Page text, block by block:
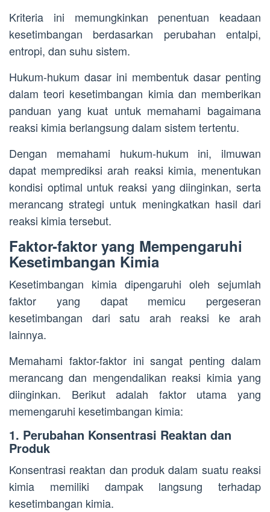
Kriteria ini memungkinkan penentuan keadaan
kesetimbangan berdasarkan perubahan entalpi,
entropi, dan suhu sistem.
Hukum-hukum dasar ini membentuk dasar penting
dalam teori kesetimbangan kimia dan memberikan
panduan yang kuat untuk memahami bagaimana
reaksi kimia berlangsung dalam sistem tertentu.
Dengan memahami hukum-hukum ini, ilmuwan
dapat memprediksi arah reaksi kimia, menentukan
kondisi optimal untuk reaksi yang diinginkan, serta
merancang strategi untuk meningkatkan hasil dari
reaksi kimia tersebut.
Faktor-faktor yang Mempengaruhi
Kesetimbangan Kimia
Kesetimbangan kimia dipengaruhi oleh sejumlah
faktor yang dapat memicu pergeseran
kesetimbangan dari satu arah reaksi ke arah
lainnya.
Memahami faktor-faktor ini sangat penting dalam
merancang dan mengendalikan reaksi kimia yang
diinginkan. Berikut adalah faktor utama yang
memengaruhi kesetimbangan kimia:
1. Perubahan Konsentrasi Reaktan dan
Produk
Konsentrasi reaktan dan produk dalam suatu reaksi
kimia memiliki dampak langsung terhadap
kesetimbangan kimia.